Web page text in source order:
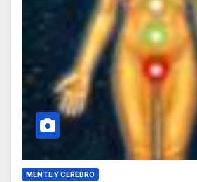
MENTE Y CEREBRO